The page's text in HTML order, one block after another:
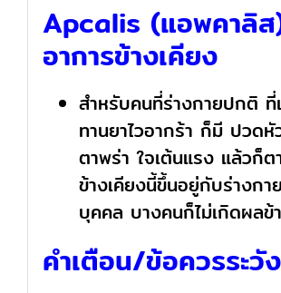
Apcalis (แอพคาลิ
อาการข้างเคียง
สำหรับคนที่ร่างกายปกติ ที่
ทานยาไวอากร้า ก็มี ปวด
ตาพร่า ใจเต้นแรง แล้วก็
ข้างเคียงนี้ขึ้นอยู่กับร่างกา
บุคคล บางคนก็ไม่เกิดผลข้
คำเตือน/ข้อควรระวัง